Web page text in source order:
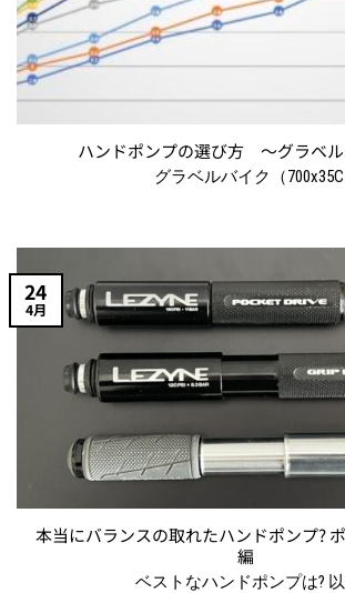
ハンドポンプの選び方 〜グラベ
グラベルバイク（700x35C
本当にバランスの取れたハンドポンプ?
編
ベストなハンドポンプは?
24
4月